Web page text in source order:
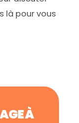
là pour vous
À